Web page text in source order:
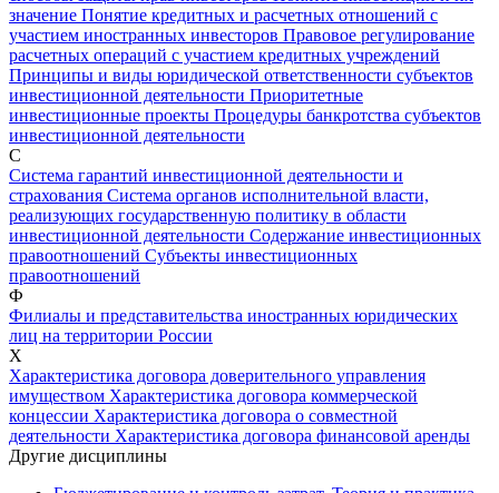
значение Понятие кредитных и расчетных отношений с
участием иностранных инвесторов Правовое регулирование
расчетных операций с участием кредитных учреждений
Принципы и виды юридической ответственности субъектов
инвестиционной деятельности Приоритетные
инвестиционные проекты Процедуры банкротства субъектов
инвестиционной деятельности
С
Система гарантий инвестиционной деятельности и
страхования Система органов исполнительной власти,
реализующих государственную политику в области
инвестиционной деятельности Содержание инвестиционных
правоотношений Субъекты инвестиционных
правоотношений
Ф
Филиалы и представительства иностранных юридических
лиц на территории России
Х
Характеристика договора доверительного управления
имуществом Характеристика договора коммерческой
концессии Характеристика договора о совместной
деятельности Характеристика договора финансовой аренды
Другие дисциплины